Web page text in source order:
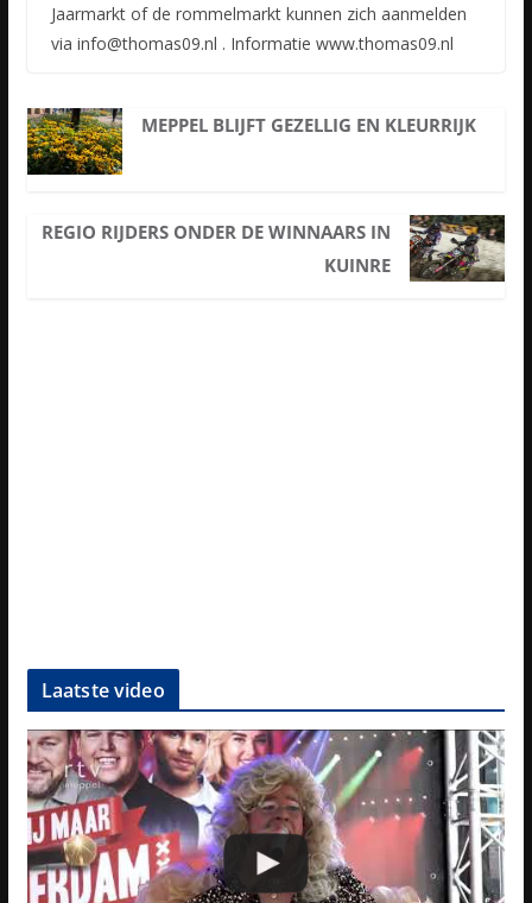
Jaarmarkt of de rommelmarkt kunnen zich aanmelden
via info@thomas09.nl . Informatie www.thomas09.nl
MEPPEL BLIJFT GEZELLIG EN KLEURRIJK
REGIO RIJDERS ONDER DE WINNAARS IN
KUINRE
Laatste video